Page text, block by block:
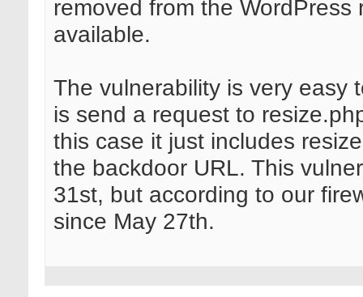
removed from the
available.
The vulnerability is very easy
is send a request to
this case it just includes
the backdoor URL. This
31st, but according to our
since May 27th.